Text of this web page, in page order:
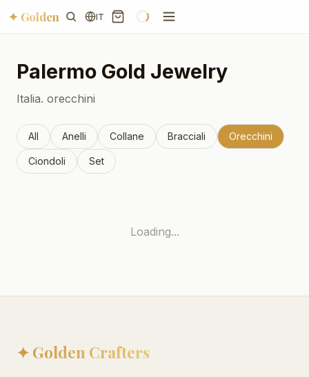
✦ Golden IT
Palermo Gold Jewelry
Italia. orecchini
All Anelli Collane Bracciali Orecchini
Ciondoli Set
Loading...
✦ Golden Crafters